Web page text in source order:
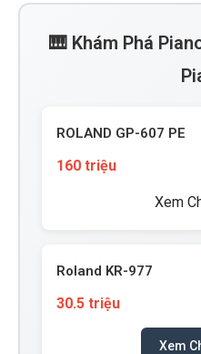
🎹 Khám Phá
ROLAND GP-607 PE
160 triệu
Xem
Roland KR-977
30.5 triệu
Xem